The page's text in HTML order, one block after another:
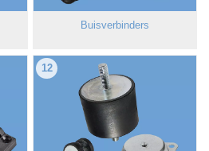
Buisverbinders
12